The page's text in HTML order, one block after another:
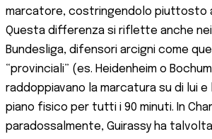
marcatore, costringendolo piuttosto
Questa differenza si riflette anche nei
Bundesliga, difensori arcigni come
“provinciali” (es. Heidenheim o
raddoppiavano la marcatura su di lui e
piano fisico per tutti i 90 minuti. In
paradossalmente, Guirassy ha